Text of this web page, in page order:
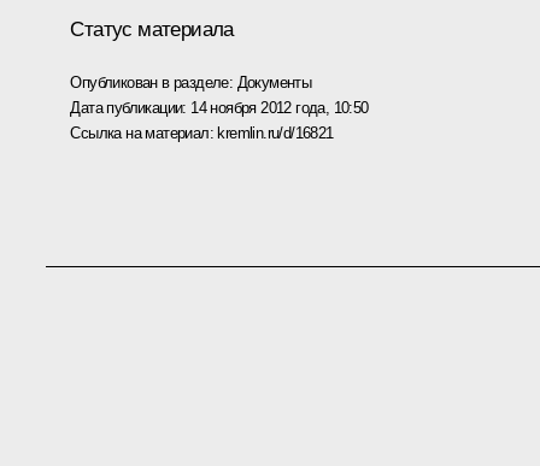
Статус материала
Опубликован в разделе: Документы
Дата публикации: 14 ноября 2012 года, 10:50
Ссылка на материал: kremlin.ru/d/16821